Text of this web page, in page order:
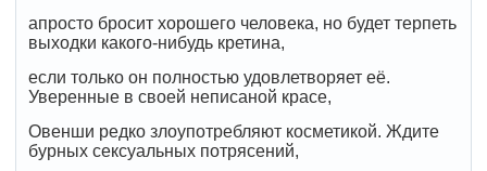
апросто бросит хорошего человека, но будет терпеть
выходки какого-нибудь кретина,
если только он полностью удовлетворяет её.
Уверенные в своей неписаной красе,
Овенши редко злоупотребляют косметикой. Ждите
бурных сексуальных потрясений,